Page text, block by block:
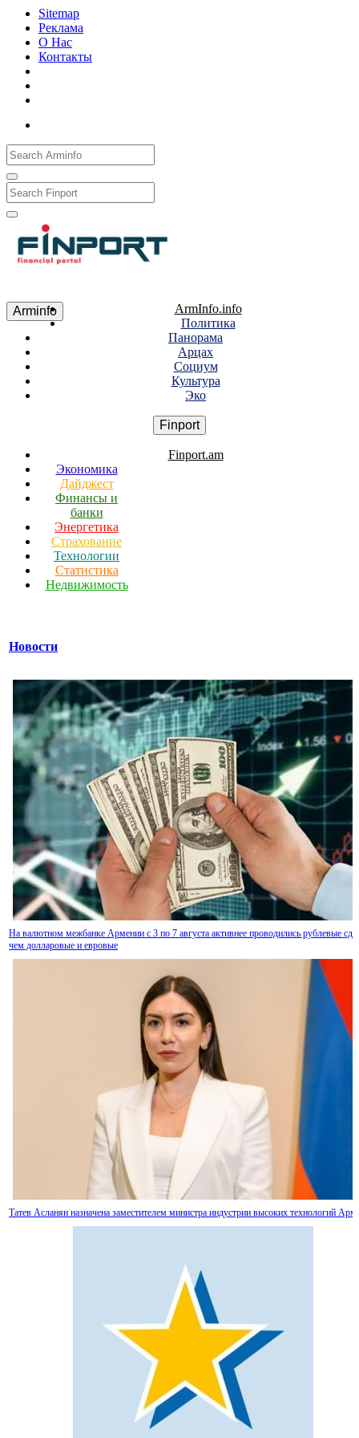
Sitemap
Реклама
О Нас
Контакты
Arminfo
ArmInfo.info
Политика
Панорама
Арцах
Социум
Культура
Эко
Finport
Finport.am
Экономика
Дайджест
Финансы и
банки
Энергетика
Страхование
Технологии
Статистика
Недвижимость
Новости
На валютном межбанке Армении с 3 по 7 августа активнее проводились рублевые
чем долларовые и евровые
Татев Асланян назначена заместителем министра индустрии высоких технологий